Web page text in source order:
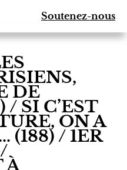
Soutenez-nous
DE
SI C’EST
ON A
(188) / 1ER
À